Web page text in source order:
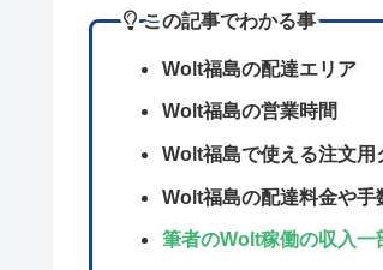
この記事でわかる事
Wolt福島の配達エリア
Wolt福島の営業時間
Wolt福島で使える注文用
Wolt福島の配達料金や手
筆者のWolt稼働の収入一